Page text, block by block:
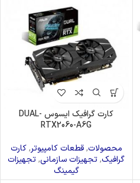
کارت گرافیک ایسوس DUAL-
RTX2060-A6G
محصولات,قطعات کامپیوتر,کارت
گرافیک,تجهیزات سازمانی,تجهیزات
گیمینگ